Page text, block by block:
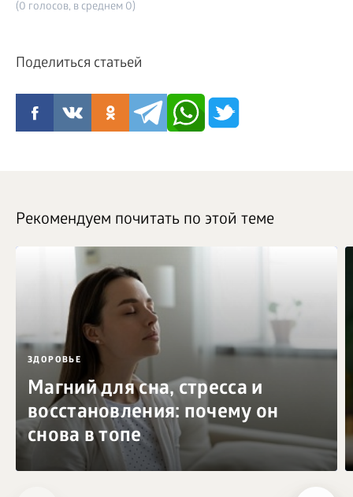
(0 голосов, в среднем 0)
Поделиться статьей
Рекомендуем почитать по этой теме
ЗДОРОВЬЕ
Магний для сна, стресса и
восстановления: почему он
снова в топе